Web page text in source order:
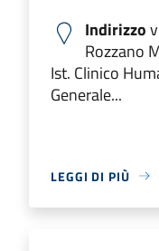
Indirizzo
Rozzano
Ist. Clinico
Generale...
LEGGI DI PIÙ